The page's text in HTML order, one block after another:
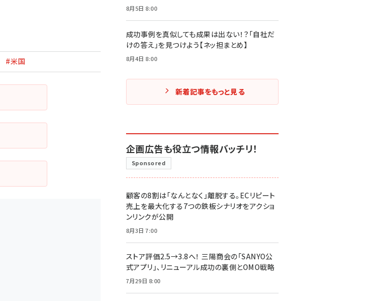
#米国
8月5日 8:00
成功事例を真似しても成果は出ない！？「自社だ
けの答え」を見つけよう【ネッ担まとめ】
8月4日 8:00
新着記事をもっと見る
企画広告も役立つ情報バッチリ！
Sponsored
顧客の8割は「なんとなく」離脱する。ECリピート
売上を最大化する7つの鉄板シナリオをアクショ
ンリンクが公開
8月3日 7:00
ストア評価2.5→3.8へ！ 三陽商会の「SANYO公
式アプリ」、リニューアル成功の裏側とOMO戦略
7月29日 8:00